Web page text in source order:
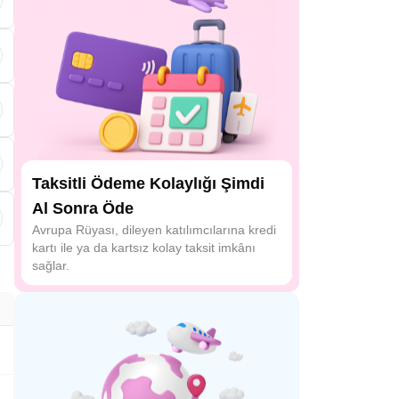
Taksitli Ödeme Kolaylığı Şimdi
Al Sonra Öde
Avrupa Rüyası, dileyen katılımcılarına kredi
kartı ile ya da kartsız kolay taksit imkânı
sağlar.